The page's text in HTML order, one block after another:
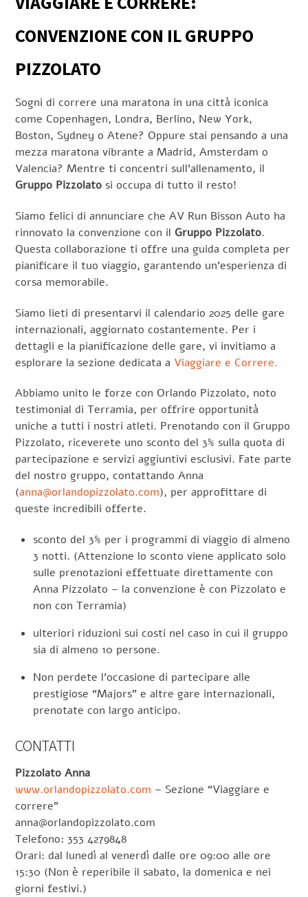
CONVENZIONE CON IL GRUPPO
PIZZOLATO
Sogni di correre una maratona in una città iconica
come Copenhagen, Londra, Berlino, New York,
Boston, Sydney o Atene? Oppure stai pensando a una
mezza maratona vibrante a Madrid, Amsterdam o
Valencia? Mentre ti concentri sull’allenamento, il
Gruppo Pizzolato si occupa di tutto il resto!
Siamo felici di annunciare che AV Run Bisson Auto ha
rinnovato la convenzione con il Gruppo Pizzolato.
Questa collaborazione ti offre una guida completa per
pianificare il tuo viaggio, garantendo un’esperienza di
corsa memorabile.
Siamo lieti di presentarvi il calendario 2025 delle gare
internazionali, aggiornato costantemente. Per i
dettagli e la pianificazione delle gare, vi invitiamo a
esplorare la sezione dedicata a Viaggiare e Correre.
Abbiamo unito le forze con Orlando Pizzolato, noto
testimonial di Terramia, per offrire opportunità
uniche a tutti i nostri atleti. Prenotando con il Gruppo
Pizzolato, riceverete uno sconto del 3% sulla quota di
partecipazione e servizi aggiuntivi esclusivi. Fate parte
del nostro gruppo, contattando Anna
(anna@orlandopizzolato.com), per approfittare di
queste incredibili offerte.
sconto del 3% per i programmi di viaggio di almeno
3 notti. (Attenzione lo sconto viene applicato solo
sulle prenotazioni effettuate direttamente con
Anna Pizzolato – la convenzione è con Pizzolato e
non con Terramia)
ulteriori riduzioni sui costi nel caso in cui il gruppo
sia di almeno 10 persone.
Non perdete l’occasione di partecipare alle
prestigiose “Majors” e altre gare internazionali,
prenotate con largo anticipo.
CONTATTI
Pizzolato Anna
www.orlandopizzolato.com – Sezione “Viaggiare e
correre”
anna@orlandopizzolato.com
Telefono: 353 4279848
Orari: dal lunedì al venerdì dalle ore 09:00 alle ore
15:30 (Non è reperibile il sabato, la domenica e nei
giorni festivi.)